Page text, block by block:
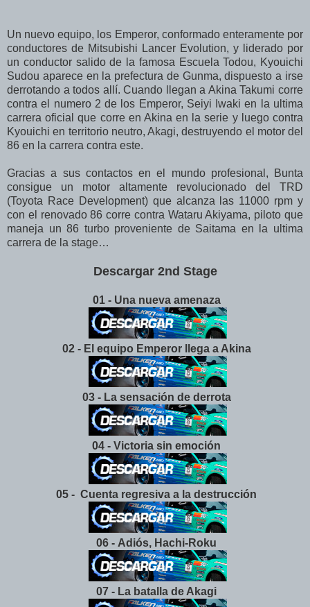
Un nuevo equipo, los Emperor, conformado enteramente por
conductores de Mitsubishi Lancer Evolution, y liderado por
un conductor salido de la famosa Escuela Todou, Kyouichi
Sudou aparece en la prefectura de Gunma, dispuesto a irse
derrotando a todos allí. Cuando llegan a Akina Takumi corre
contra el numero 2 de los Emperor, Seiyi Iwaki en la ultima
carrera oficial que corre en Akina en la serie y luego contra
Kyouichi en territorio neutro, Akagi, destruyendo el motor del
86 en la carrera contra este.
Gracias a sus contactos en el mundo profesional, Bunta
consigue un motor altamente revolucionado del TRD
(Toyota Race Development) que alcanza las 11000 rpm y
con el renovado 86 corre contra Wataru Akiyama, piloto que
maneja un 86 turbo proveniente de Saitama en la ultima
carrera de la stage…
Descargar 2nd Stage
01 - Una nueva amenaza
02 - El equipo Emperor llega a Akina
03 - La sensación de derrota
04 - Victoria sin emoción
05 - Cuenta regresiva a la destrucción
06 - Adiós, Hachi-Roku
07 - La batalla de Akagi